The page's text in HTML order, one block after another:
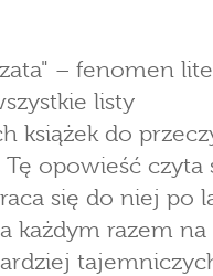
– fenomen
listy
książek do
Tę opowieść czyta
się do niej po
każdym razem